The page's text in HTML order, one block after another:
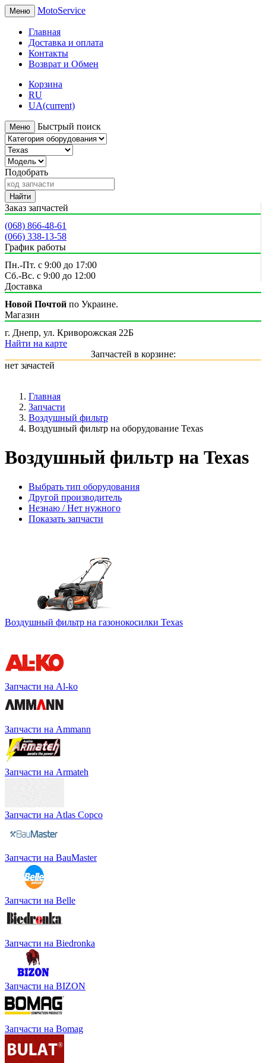
Меню MotoService
Главная
Доставка и оплата
Контакты
Возврат и Обмен
Корзина
RU
UA(current)
Меню Быстрый поиск
Подобрать
Найти
Заказ запчастей
(068) 866-48-61
(066) 338-13-58
График работы
Пн.-Пт. с 9:00 до 17:00
Сб.-Вс. с 9:00 до 12:00
Доставка
Новой Почтой по Украине.
Магазин
г. Днепр, ул. Криворожская 22Б
Найти на карте
Запчастей в корзине:
нет зачастей
Главная
Запчасти
Воздушный фильтр
Воздушный фильтр на оборудование Texas
Воздушный фильтр на Texas
Выбрать тип оборудования
Другой производитель
Незнаю / Нет нужного
Показать запчасти
Воздушный фильтр на газонокосилки Texas
Запчасти на Al-ko
Запчасти на Ammann
Запчасти на Armateh
Запчасти на Atlas Copco
Запчасти на BauMaster
Запчасти на Belle
Запчасти на Biedronka
Запчасти на BIZON
Запчасти на Bomag